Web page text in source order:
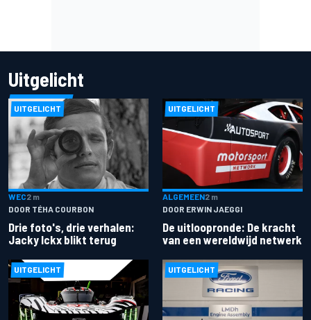
Uitgelicht
UITGELICHT
WEC2 m
DOOR TÉHA COURBON
Drie foto's, drie verhalen:
Jacky Ickx blikt terug
UITGELICHT
ALGEMEEN2 m
DOOR ERWIN JAEGGI
De uitloopronde: De kracht
van een wereldwijd netwerk
UITGELICHT UITGELICHT